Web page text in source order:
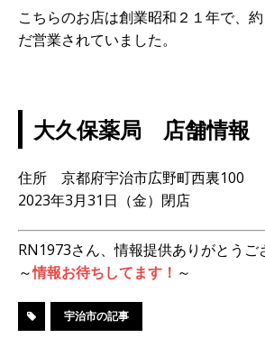
こちらのお店は創業昭和２１年で、
だ営業されていました。
大久保薬局 店舗情報
住所 京都府宇治市広野町西裏100
2023年3月31日（金）閉店
RN1973さん、情報提供ありがとうご
～情報お待ちしてます！ ～
宇治市の記事